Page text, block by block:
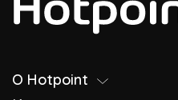
О Hotpoint